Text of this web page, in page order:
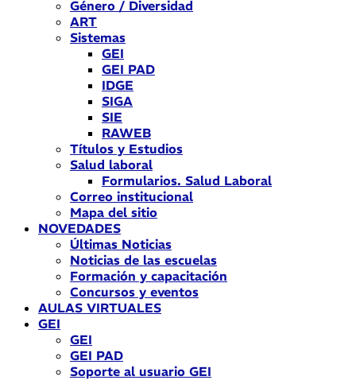
Género / Diversidad
ART
Sistemas
GEI
GEI PAD
IDGE
SIGA
SIE
RAWEB
Títulos y Estudios
Salud laboral
Formularios. Salud Laboral
Correo institucional
Mapa del sitio
NOVEDADES
Últimas Noticias
Noticias de las escuelas
Formación y capacitación
Concursos y eventos
AULAS VIRTUALES
GEI
GEI
GEI PAD
Soporte al usuario GEI